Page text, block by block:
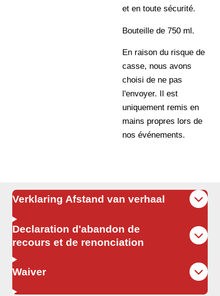
et en toute sécurité.
Bouteille de 750 ml.
En raison du risque de
casse, nous avons
choisi de ne pas
l'envoyer. Il est
uniquement remis en
mains propres lors de
nos événements.
Verklaring Afstand van verhaal
Declaration d'abandon de
recours et de renonciation
Waiver